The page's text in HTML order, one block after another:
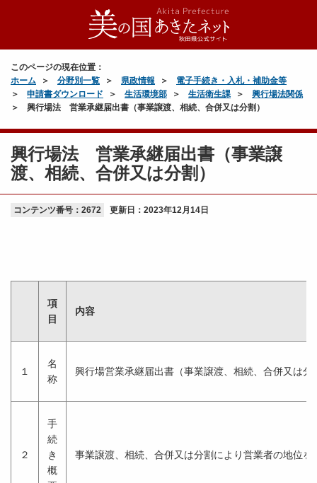
このページの現在位置：
ホーム
分野別一覧 県政情報
電子手続き・入札・補助金等
申請書ダウンロード
生活環境部 生活衛生課
興行場法関係
興行場法 営業承継届出書（事業譲渡、相続、合併又は分割）
興行場法 営業承継届出書（事業譲
渡、相続、合併又は分割）
コンテンツ番号：2672 更新日： 2023年12月14日
項
目
内容
１
名
称
興行場営業承継届出書（事業譲渡、相続、合併又は分
２
手
続
き
概
事業譲渡、相続、合併又は分割により営業者の地位